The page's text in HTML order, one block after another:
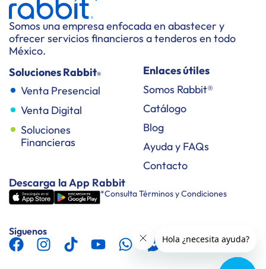
Somos una empresa enfocada en abastecer y
ofrecer servicios financieros a tenderos en todo
México.
Soluciones Rabbit®
Venta Presencial
Venta Digital
Soluciones
Financieras
Enlaces útiles
Somos Rabbit®
Catálogo
Blog
Ayuda y FAQs
Contacto
Descarga la App Rabbit
*Consulta Términos y Condiciones
Síguenos